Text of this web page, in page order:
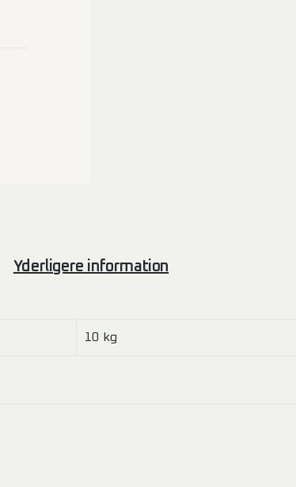
Yderligere information
10 kg